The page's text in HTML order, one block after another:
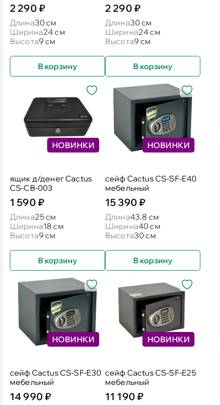
2 290 ₽
Длина30 см
Ширина24 см
Высота9 см
В корзину
2 290 ₽
Длина30 см
Ширина24 см
Высота9 см
В корзину
НОВИНКИ
ящик д/денег Cactus
CS-CB-003
1 590 ₽
Длина25 см
Ширина18 см
Высота9 см
В корзину
НОВИНКИ
сейф Cactus CS-SF-E40
мебельный
15 390 ₽
Длина43.8 см
Ширина40 см
Высота30 см
В корзину
НОВИНКИ
сейф Cactus CS-SF-E30
мебельный
14 990 ₽
НОВИНКИ
сейф Cactus CS-SF-E25
мебельный
11 190 ₽